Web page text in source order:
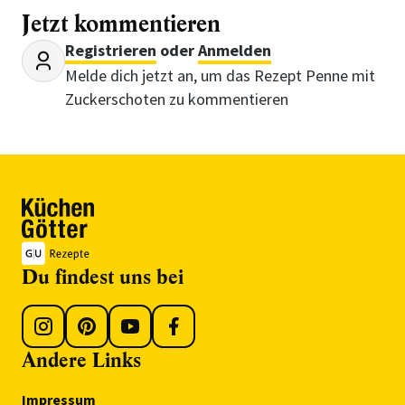
Jetzt kommentieren
Registrieren oderAnmelden
Melde dich jetzt an, um das Rezept Penne mit
Zuckerschoten zu kommentieren
Du findest uns bei
Andere Links
Impressum